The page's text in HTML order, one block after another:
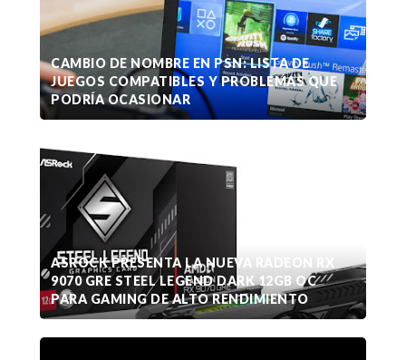
CAMBIO DE NOMBRE EN PSN: LISTA DE
JUEGOS COMPATIBLES Y PROBLEMAS QUE
PODRÍA OCASIONAR
ASROCK PRESENTA LA NUEVA RADEON RX
9070 GRE STEEL LEGEND DARK 12GB OC
PARA GAMING DE ALTO RENDIMIENTO